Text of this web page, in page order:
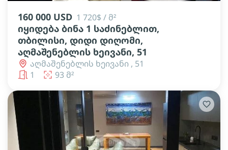
160 000 USD 1 720$ / მ²
იყიდება ბინა 1 საძინებლით,
თბილისი, დიდი დიღომი,
აღმაშენებლის ხეივანი, 51
აღმაშენებლის ხეივანი , 51
1
93 მ²